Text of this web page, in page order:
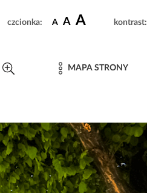
czcionka: A A A kontrast:
MAPA STRONY